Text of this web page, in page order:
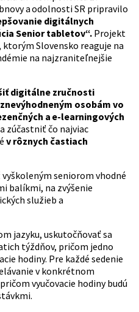
a odolnosti SR pripravilo
digitálnych
Senior tabletov“. Projekt
Slovensko reaguje na
na najzraniteľnejšie
digitálne zručnosti
osobám vo
a e‑learningových
zúčastniť čo najviac
v rôznych častiach
seniorom vhodné
balíkmi, na zvýšenie
služieb a
jazyku, uskutočňovať sa
týždňov, pričom jedno
hodiny. Pre každé sedenie
v konkrétnom
vyučovacie hodiny budú